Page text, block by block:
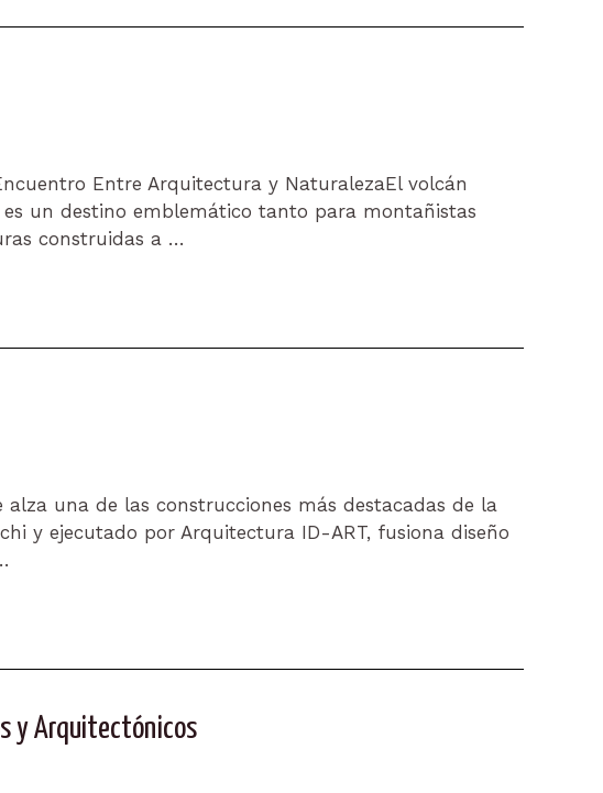
Entre Arquitectura y NaturalezaEl volcán
un destino emblemático tanto para montañistas
construidas a …
una de las construcciones más destacadas de la
y ejecutado por Arquitectura ID-ART, fusiona diseño
y Arquitectónicos